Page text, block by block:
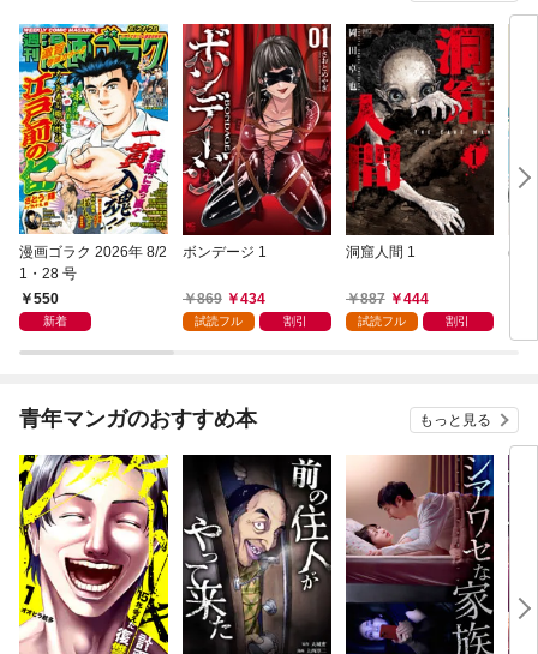
漫画ゴラク 2026年 8/2
1・28 号
550
新着
ボンデージ 1
869 434
試読フル 割引
洞窟人間 1
887 444
試読フル 割引
ほ
青年マンガのおすすめ本 もっと見る